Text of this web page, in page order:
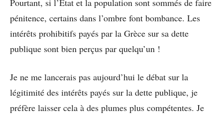
pénitence, certains dans l’ombre font bombance. Les
intérêts prohibitifs payés par la Grèce sur sa dette
publique sont bien perçus par quelqu’un !
Je ne me lancerais pas aujourd’hui le débat sur la
légitimité des intérêts payés sur la dette publique, je
préfère laisser cela à des plumes plus compétentes. Je